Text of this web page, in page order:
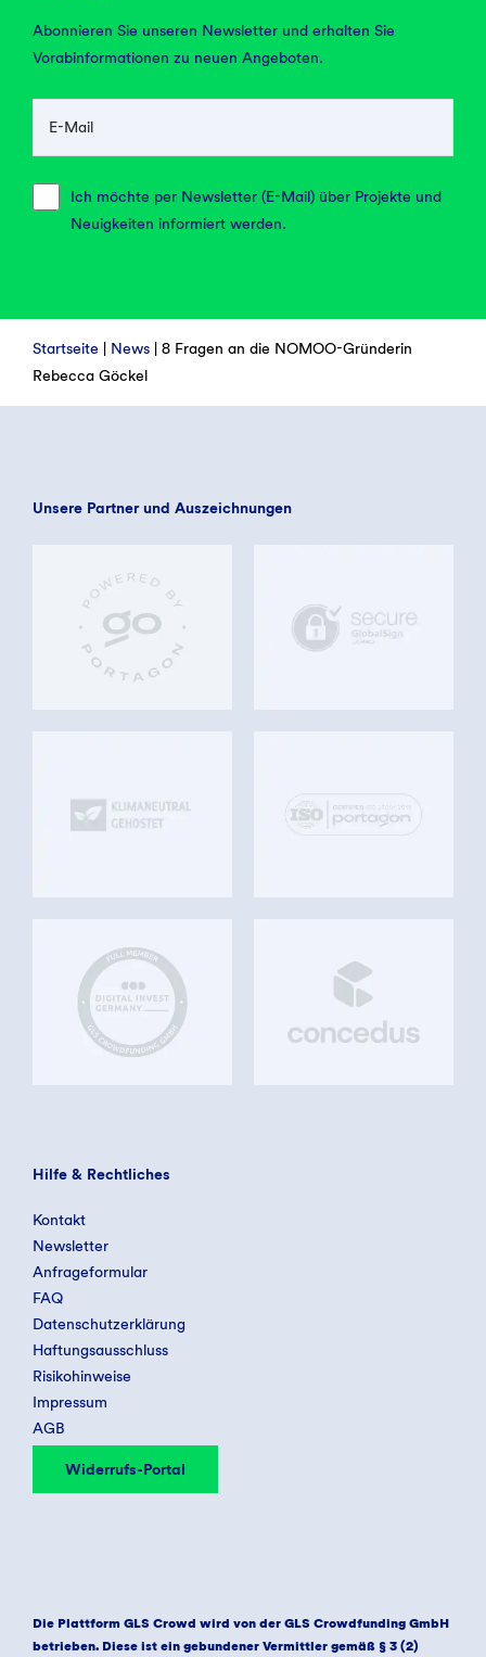
Abonnieren Sie unseren Newsletter und erhalten Sie
Vorabinformationen zu neuen Angeboten.
E-Mail
Ich möchte per Newsletter (E-Mail) über Projekte und
Neuigkeiten informiert werden.
Startseite News
8 Fragen an die NOMOO-Gründerin
Rebecca Göckel
Hilfe & Rechtliches
Kontakt
Newsletter
Anfrageformular
FAQ
Datenschutzerklärung
Haftungsausschluss
Risikohinweise
Impressum
AGB
Widerrufs-Portal
Unsere Partner und Auszeichnungen
Die Plattform GLS Crowd wird von der GLS Crowdfunding GmbH
betrieben. Diese ist ein gebundener Vermittler gemäß § 3 (2)